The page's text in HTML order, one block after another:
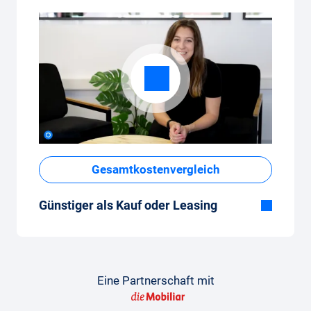
Gesamtkostenvergleich
Günstiger als Kauf oder Leasing
Leasing oder Neuwagenkauf tief.
So gelingt der Vergleich
Eine Partnerschaft mit